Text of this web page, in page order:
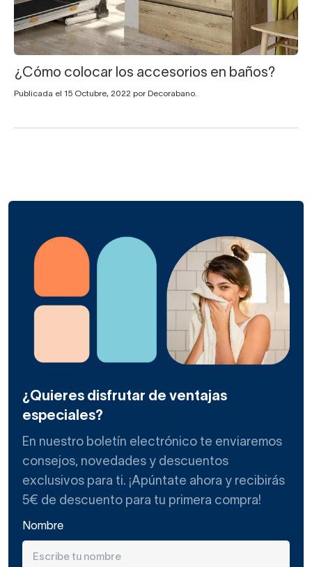
¿Cómo colocar los accesorios en baños?
Publicada el 15 Octubre, 2022 por Decorabano.
¿Quieres disfrutar de ventajas
especiales?
En nuestro boletín electrónico te enviaremos
consejos, novedades y descuentos
exclusivos para ti. ¡Apúntate ahora y recibirás
5€ de descuento para tu primera compra!
Nombre